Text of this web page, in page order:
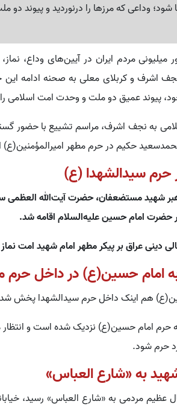
وداعی که مرزها را درنوردید و پیوند دو
مردم ایران در آیین‌های وداع،
اشرف و کربلای معلی به صحنه ادامه این
پیوند عمیق دو ملت و وحدت امت اسلامی
به نجف اشرف، مراسم تشییع با حضور
حکیم در حرم مطهر امیرالمؤمنین(ع)
حرم سیدالشهدا (ع)
شهید مستضعفان، حضرت آیت‌الله
حضرت امام حسین علیه‌السلام اقامه شد.
دینی عراق بر پیکر مطهر امام شهید امت نماز
امام حسین(ع) در داخل حرم
هم اینک داخل حرم سیدالشهدا پخش
حرم امام حسین(ع) نزدیک شده است و انتظار
حرم شود.
به «شارع العباس»
عظیم مردمی به «شارع العباس» رسید،